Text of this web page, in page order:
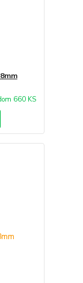
660 KS